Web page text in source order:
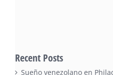
Recent Posts
Sueño venezolano en